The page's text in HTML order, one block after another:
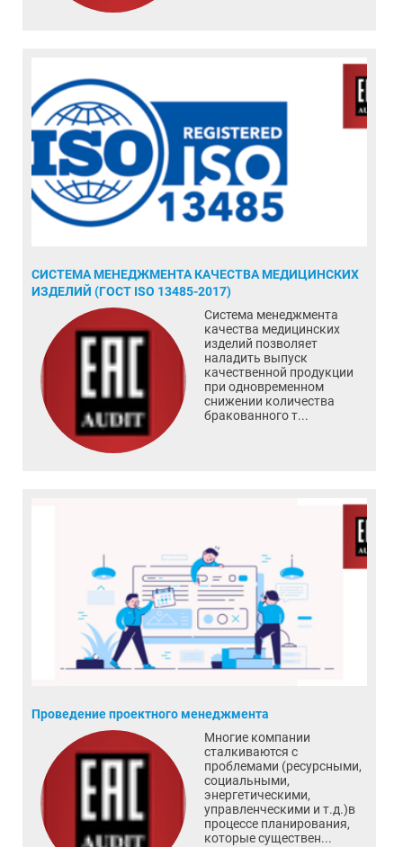
СИСТЕМА МЕНЕДЖМЕНТА КАЧЕСТВА МЕДИЦИНСКИХ
ИЗДЕЛИЙ (ГОСТ ISO 13485-2017)
Система менеджмента
качества медицинских
изделий позволяет
наладить выпуск
качественной продукции
при одновременном
снижении количества
бракованного т...
Проведение проектного менеджмента
Многие компании
сталкиваются с
проблемами (ресурсными,
социальными,
энергетическими,
управленческими и т.д.)в
процессе планирования,
которые существен...